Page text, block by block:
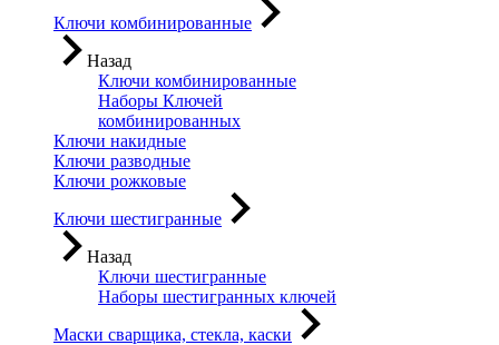
Ключи комбинированные
Назад
Ключи комбинированные
Наборы Ключей
комбинированных
Ключи накидные
Ключи разводные
Ключи рожковые
Ключи шестигранные
Назад
Ключи шестигранные
Наборы шестигранных ключей
Маски сварщика, стекла, каски